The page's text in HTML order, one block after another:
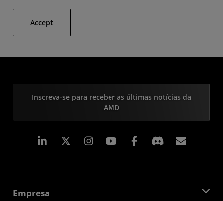
Accept
Inscreva-se para receber as últimas notícias da
AMD
Linkedin Instagram Facebook
Empresa